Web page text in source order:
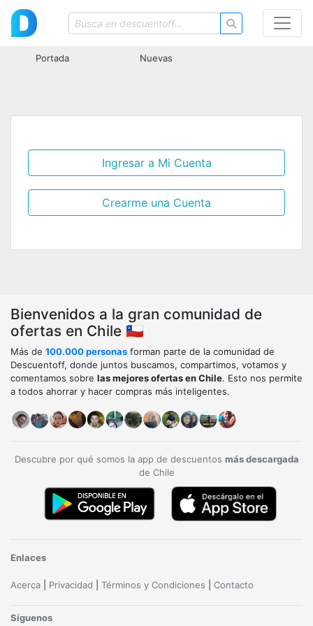
Portada Nuevas
Ingresar a Mi Cuenta
Crearme una Cuenta
Bienvenidos a la gran comunidad de
ofertas en Chile 🇨🇱
Más de 100.000 personas forman parte de la comunidad de
Descuentoff, donde juntos buscamos, compartimos, votamos y
comentamos sobre las mejores ofertas en Chile. Esto nos permite
a todos ahorrar y hacer compras más inteligentes.
Descubre por qué somos la app de descuentos más descargada
de Chile
Enlaces
Acerca Privacidad Términos y Condiciones Contacto
Síguenos